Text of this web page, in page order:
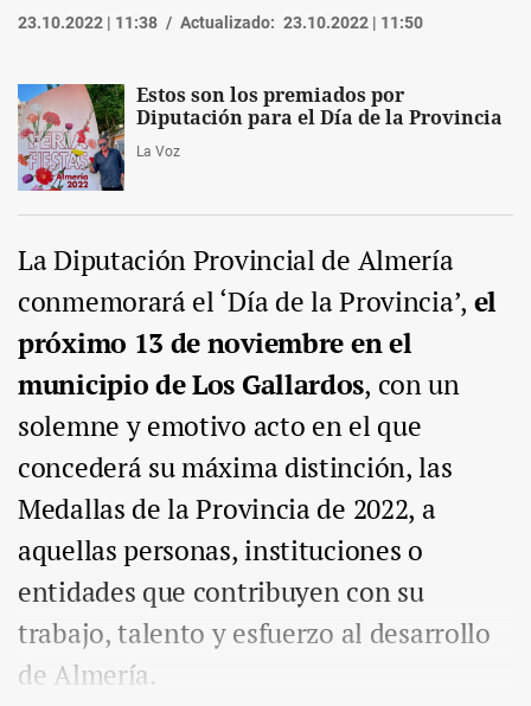
23.10.2022 | 11:38 Actualizado: 23.10.2022 | 11:50
Estos son los premiados por
Diputación para el Día de la Provincia
La Voz
La Diputación Provincial de Almería
conmemorará el ‘Día de la Provincia’, el
próximo 13 de noviembre en el
municipio de Los Gallardos, con un
solemne y emotivo acto en el que
concederá su máxima distinción, las
Medallas de la Provincia de 2022, a
aquellas personas, instituciones o
entidades que contribuyen con su
trabajo, talento y esfuerzo al desarrollo
de Almería.